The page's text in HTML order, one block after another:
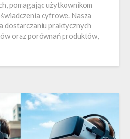
pomagając użytkownikom
cyfrowe. Nasza
dostarczaniu praktycznych
oraz porównań produktów,